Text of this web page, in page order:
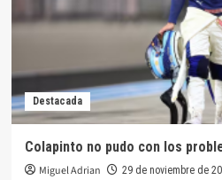
La
Destacada
Colapinto no pudo con los
Miguel Adrian 29 de noviembre de